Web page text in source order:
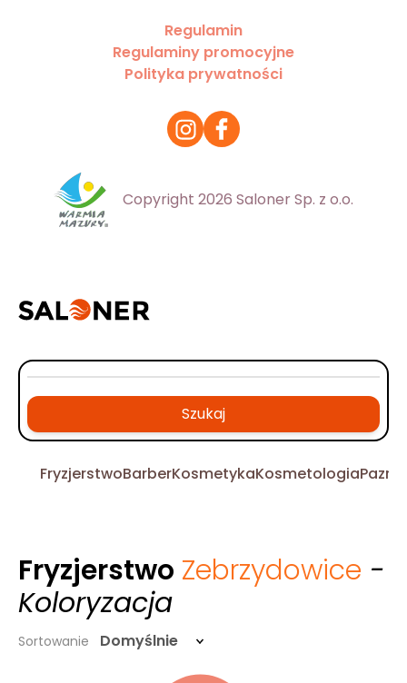
Regulamin
Regulaminy promocyjne
Polityka prywatności
Copyright 2026 Saloner Sp. z o.o.
Szukaj
FryzjerstwoBarberKosmetykaKosmetologia
Fryzjerstwo Zebrzydowice -
Koloryzacja
Sortowanie Domyślnie